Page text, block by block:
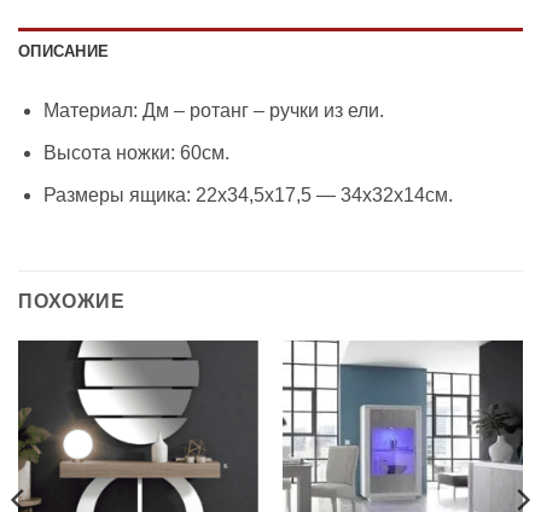
ОПИСАНИЕ
Материал: Дм – ротанг – ручки из ели.
Высота ножки: 60см.
Размеры ящика: 22х34,5х17,5 — 34х32х14см.
ПОХОЖИЕ